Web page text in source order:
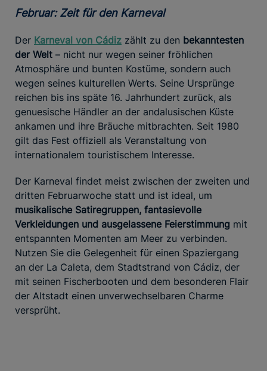
Februar: Zeit für den Karneval
Der Karneval von Cádiz zählt zu den bekanntesten
der Welt – nicht nur wegen seiner fröhlichen
Atmosphäre und bunten Kostüme, sondern auch
wegen seines kulturellen Werts. Seine Ursprünge
reichen bis ins späte 16. Jahrhundert zurück, als
genuesische Händler an der andalusischen Küste
ankamen und ihre Bräuche mitbrachten. Seit 1980
gilt das Fest offiziell als Veranstaltung von
internationalem touristischem Interesse.
Der Karneval findet meist zwischen der zweiten und
dritten Februarwoche statt und ist ideal, um
musikalische Satiregruppen, fantasievolle
Verkleidungen und ausgelassene Feierstimmung mit
entspannten Momenten am Meer zu verbinden.
Nutzen Sie die Gelegenheit für einen Spaziergang
an der La Caleta, dem Stadtstrand von Cádiz, der
mit seinen Fischerbooten und dem besonderen Flair
der Altstadt einen unverwechselbaren Charme
versprüht.